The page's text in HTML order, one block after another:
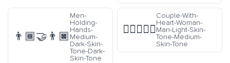
👨🏾‍🤝‍👨🏿
Men-
Holding-
Hands-
Medium-
Dark-Skin-
Tone-Dark-
Skin-Tone
👩🏻‍❤️‍👨🏽
Couple-With-
Heart-Woman-
Man-Light-Skin-
Tone-Medium-
Skin-Tone